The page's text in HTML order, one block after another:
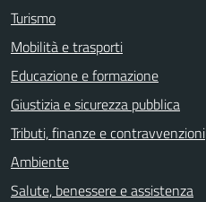
Turismo
Mobilità e trasporti
Educazione e formazione
Giustizia e sicurezza pubblica
Tributi, finanze e contravvenzioni
Ambiente
Salute, benessere e assistenza